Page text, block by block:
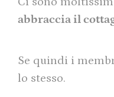
abbraccia il
Se quindi i
lo stesso.